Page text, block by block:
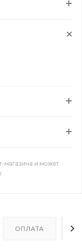
магазина и может
ОПЛАТА